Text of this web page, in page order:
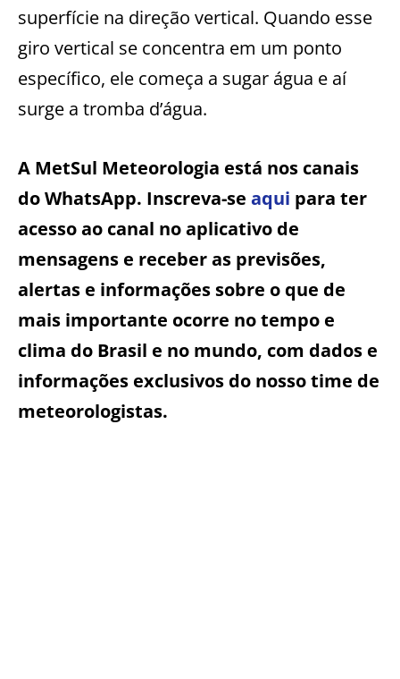
superfície na direção vertical. Quando esse
giro vertical se concentra em um ponto
específico, ele começa a sugar água e aí
surge a tromba d’água.
A MetSul Meteorologia está nos canais
do WhatsApp. Inscreva-se aqui para ter
acesso ao canal no aplicativo de
mensagens e receber as previsões,
alertas e informações sobre o que de
mais importante ocorre no tempo e
clima do Brasil e no mundo, com dados e
informações exclusivos do nosso time de
meteorologistas.